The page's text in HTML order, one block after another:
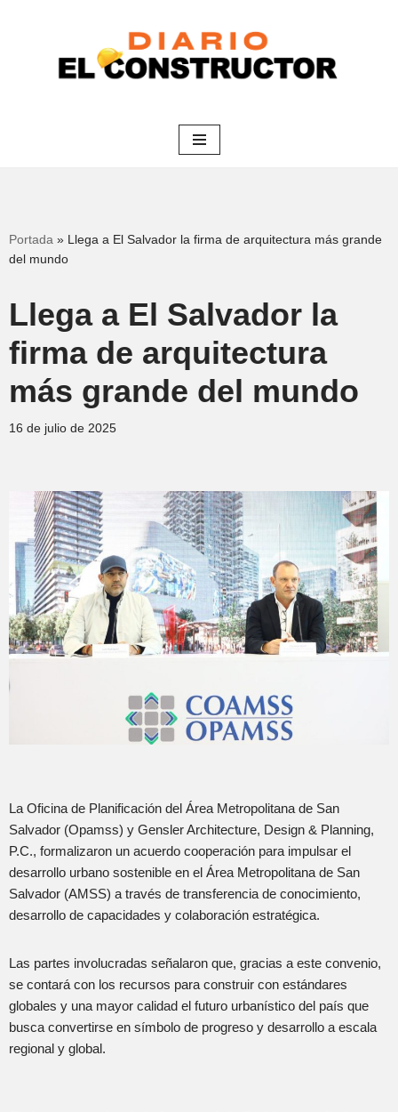
Portada » Llega a El Salvador la firma de arquitectura más grande
del mundo
Llega a El Salvador la
firma de arquitectura
más grande del mundo
16 de julio de 2025
La Oficina de Planificación del Área Metropolitana de San
Salvador (Opamss) y Gensler Architecture, Design & Planning,
P.C., formalizaron un acuerdo cooperación para impulsar el
desarrollo urbano sostenible en el Área Metropolitana de San
Salvador (AMSS) a través de transferencia de conocimiento,
desarrollo de capacidades y colaboración estratégica.
Las partes involucradas señalaron que, gracias a este convenio,
se contará con los recursos para construir con estándares
globales y una mayor calidad el futuro urbanístico del país que
busca convertirse en símbolo de progreso y desarrollo a escala
regional y global.